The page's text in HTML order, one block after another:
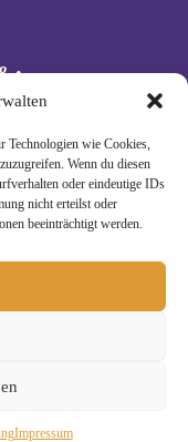
Technologien wie Cookies,
Wenn du diesen
oder eindeutige IDs
nicht erteilst oder
beeinträchtigt werden.
Impressum
•
•
Schäkel
•